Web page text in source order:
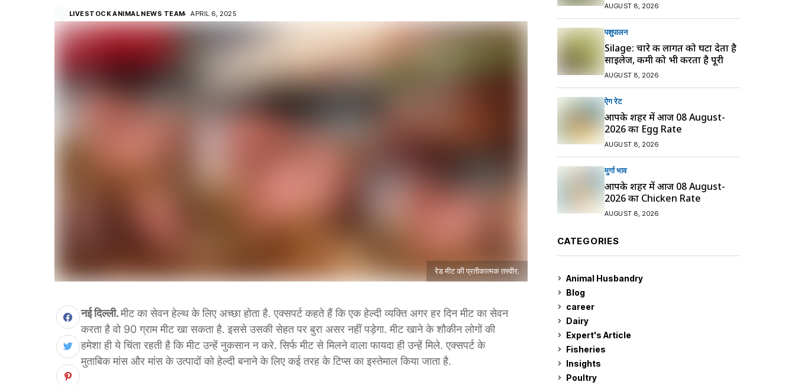
LIVESTOCK ANIMAL NEWS TEAM APRIL 6, 2025
रेड मीट की प्रतीकात्मक तस्वीर.
नई दिल्ली.मीट का सेवन हेल्थ के लिए अच्छा होता है. एक्सपर्ट कहते हैं कि एक हेल्दी व्यक्ति अगर हर दिन मीट का सेवन
करता है वो 90 ग्राम मीट खा सकता है. इससे उसकी सेहत पर बुरा असर नहीं पड़ेगा. मीट खाने के शौकीन लोगों की
हमेशा ही ये चिंता रहती है कि मीट उन्हें नुकसान न करे. सिर्फ मीट से मिलने वाला फायदा ही उन्हें मिले. एक्सपर्ट के
मुताबिक मांस और मांस के उत्पादों को हेल्दी बनाने के लिए कई तरह के टिप्स का इस्तेमाल किया जाता है.
AUGUST 8, 2026
पशुपालन
Silage: चारे की लागत को घटा देता है
साइलेज, कमी को भी करता है पूरी
AUGUST 8, 2026
ऐग रेट
आपके शहर में आज 08 August-
2026 का Egg Rate
AUGUST 8, 2026
मुर्गा भाव
आपके शहर में आज 08 August-
2026 का Chicken Rate
AUGUST 8, 2026
CATEGORIES
Animal Husbandry
Blog
career
Dairy
Expert's Article
Fisheries
Insights
Poultry